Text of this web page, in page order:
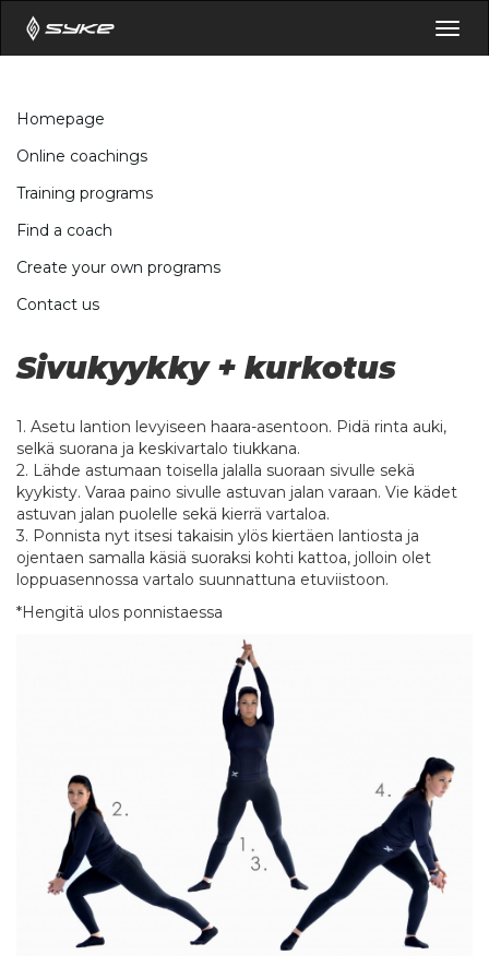
Homepage
Online coachings
Training programs
Find a coach
Create your own programs
Contact us
Sivukyykky + kurkotus
1. Asetu lantion levyiseen haara-asentoon. Pidä rinta auki,
selkä suorana ja keskivartalo tiukkana.
2. Lähde astumaan toisella jalalla suoraan sivulle sekä
kyykisty. Varaa paino sivulle astuvan jalan varaan. Vie kädet
astuvan jalan puolelle sekä kierrä vartaloa.
3. Ponnista nyt itsesi takaisin ylös kiertäen lantiosta ja
ojentaen samalla käsiä suoraksi kohti kattoa, jolloin olet
loppuasennossa vartalo suunnattuna etuviistoon.
*Hengitä ulos ponnistaessa